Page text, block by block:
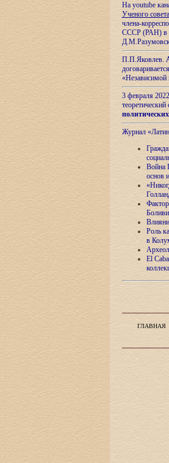
На youtube
Ученого
члена-
СССР (РАН) в
П.П.Яковлев.
«Независимой
3 февраля
теоретический
Журнал
Война
основ
Роль
в
El
ГЛАВНАЯ